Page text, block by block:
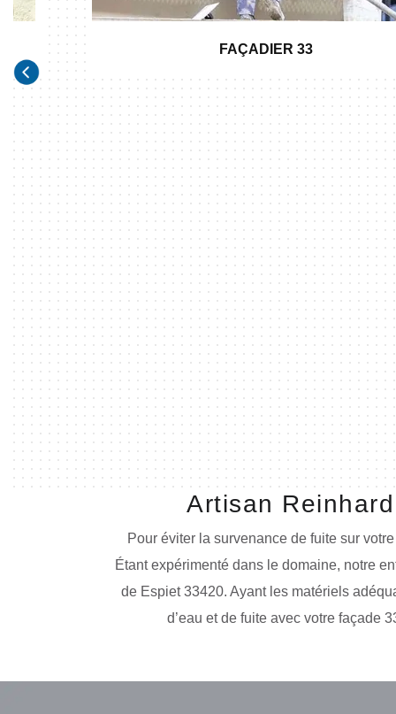
FAÇADIER 33
Artisan
Pour éviter la survenance de fuite sur
Étant expérimenté dans le domaine, notre
de Espiet 33420. Ayant les matériels
d’eau et de fuite avec votre façade